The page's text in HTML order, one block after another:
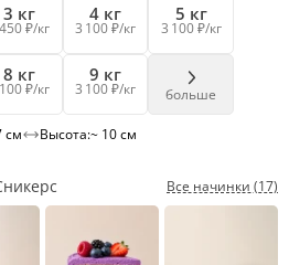
3 кг
₽/кг
4 кг
3 100 ₽/кг
5 кг
3 100 ₽/кг
8 кг
₽/кг
9 кг
3 100 ₽/кг больше
см Высота:~ 10 см
Все начинки (17)